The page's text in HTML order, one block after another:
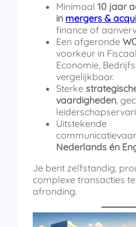
Minimaal 10 jaar
in mergers &
finance of
Een afgeronde
voorkeur in
Economie,
vergelijkbaar.
Sterke
vaardigheden,
Uitstekende
Nederlands én
Je bent zelfstandig,
complexe transacties
afronding.